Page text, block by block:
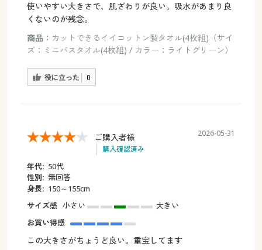
使いやすい大きさで、肌ざわりが良い。吸水があまり良
くないのが残念。
商品： カットできるイイコットン製タオル(4枚組)（サイ
ズ：ミニバスタオル(4枚組) / カラー：ライトグリーン）
役に立った 0
ご購入者様
購入確認済み
2026-05-31
年代: 50代
性別: 無回答
身長: 150～155cm
サイズ感 小さい
大きい
お買い得感
この大きさがちょうど良い。重宝してます